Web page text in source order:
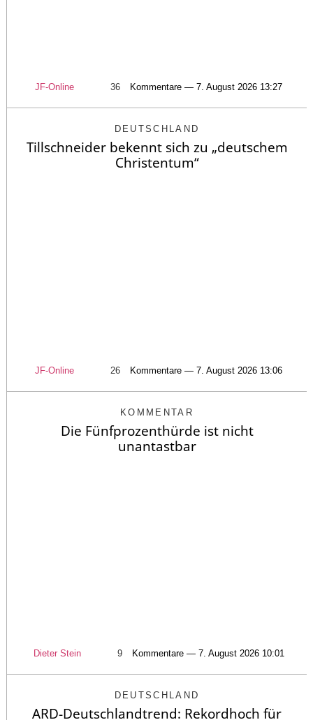
JF-Online 36 Kommentare — 7. August 2026 13:27
DEUTSCHLAND
Tillschneider bekennt sich zu „deutschem
Christentum“
JF-Online 26 Kommentare — 7. August 2026 13:06
KOMMENTAR
Die Fünfprozenthürde ist nicht
unantastbar
Dieter Stein 9 Kommentare — 7. August 2026 10:01
DEUTSCHLAND
ARD-Deutschlandtrend: Rekordhoch für